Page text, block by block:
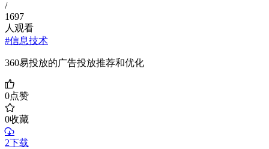
/
1697
人观看
#信息技术
360易投放的广告投放推荐和优化
0点赞
0收藏
2下载